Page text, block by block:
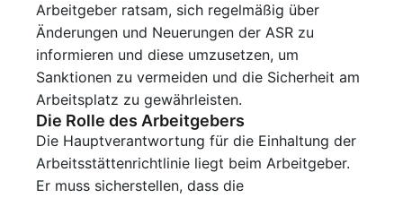
Arbeitgeber ratsam, sich regelmäßig über
Änderungen und Neuerungen der ASR zu
informieren und diese umzusetzen, um
Sanktionen zu vermeiden und die Sicherheit am
Arbeitsplatz zu gewährleisten.
Die Rolle des Arbeitgebers
Die Hauptverantwortung für die Einhaltung der
Arbeitsstättenrichtlinie liegt beim Arbeitgeber.
Er muss sicherstellen, dass die